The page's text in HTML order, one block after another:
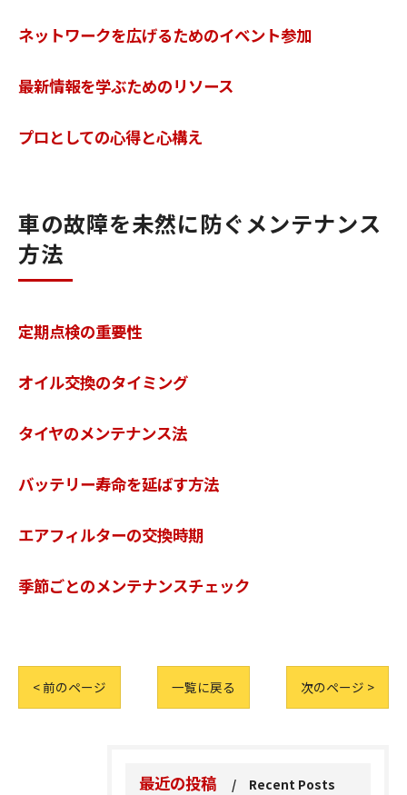
ネットワークを広げるためのイベント参加
最新情報を学ぶためのリソース
プロとしての心得と心構え
車の故障を未然に防ぐメンテナンス
方法
定期点検の重要性
オイル交換のタイミング
タイヤのメンテナンス法
バッテリー寿命を延ばす方法
エアフィルターの交換時期
季節ごとのメンテナンスチェック
< 前のページ 一覧に戻る 次のページ >
最近の投稿 Recent Posts